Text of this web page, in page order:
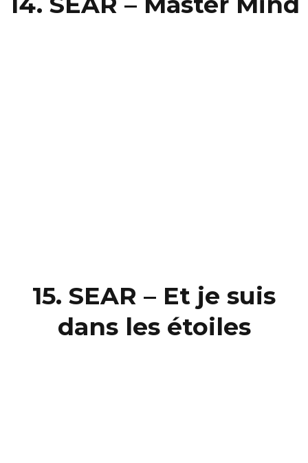
15. SEAR – Et je suis
dans les étoiles